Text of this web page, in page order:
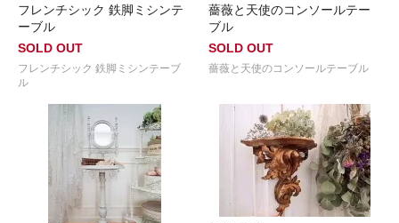
フレンチシック 鉄脚ミシンテ
ーブル
SOLD OUT
フレンチシック 鉄脚ミシンテーブ
ル
薔薇と天使のコンソールテー
ブル
SOLD OUT
薔薇と天使のコンソールテーブル